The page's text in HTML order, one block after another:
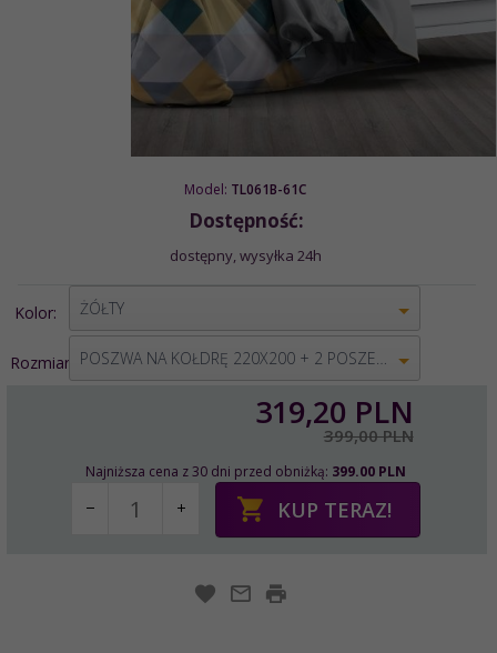
Model: TL061B-61C
Dostępność:
dostępny, wysyłka 24h
Kolor:
options[2]
ŻÓŁTY
Rozmiar: POSZWA NA KOŁDRĘ 220X200 + 2 POSZEWKI 70X80
319,20 PLN
399,00 PLN
Najniższa cena z 30 dni przed obniżką: 399.00 PLN
KUP TERAZ!